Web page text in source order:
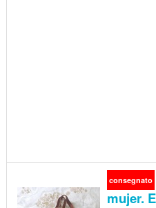
consegnato
mujer.